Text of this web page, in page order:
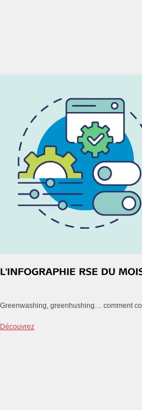
Greenwashing, greenhushing… comment
Découvrez